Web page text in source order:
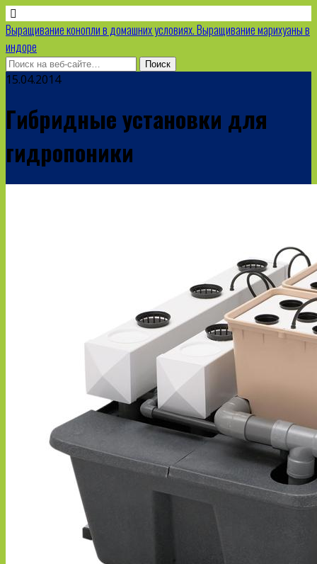
Выращивание конопли в домашних условиях. Выращивание марихуаны в
индоре
15.04.2014
Гибридные установки для
гидропоники